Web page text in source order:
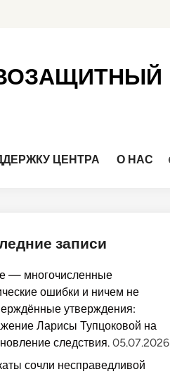
ЦЕНТРА О НАС
записи
— многочисленные
ошибки и ничем не
утверждения:
Ларисы Тупцоковой на
следствия. 05.07.2026
сочли несправедливой